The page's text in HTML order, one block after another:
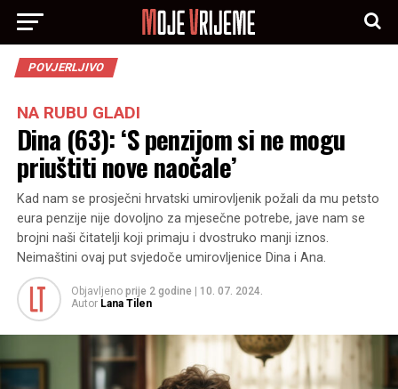
POVJERLJIVO
NA RUBU GLADI
Dina (63): ‘S penzijom si ne mogu
priuštiti nove naočale’
Kad nam se prosječni hrvatski umirovljenik požali da mu petsto
eura penzije nije dovoljno za mjesečne potrebe, jave nam se
brojni naši čitatelji koji primaju i dvostruko manji iznos.
Neimaštini ovaj put svjedoče umirovljenice Dina i Ana.
Objavljeno prije 2 godine
10. 07. 2024.
Autor Lana Tilen